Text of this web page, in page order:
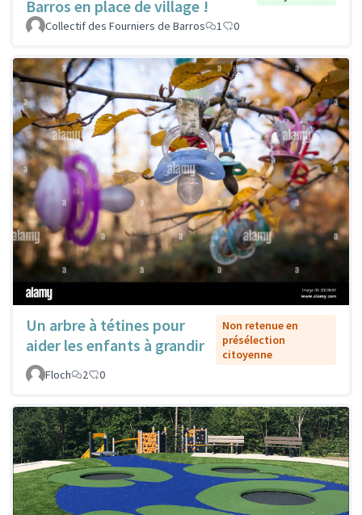
Barros en place de village !
Collectif des Fourniers de Barros 1 0
Un arbre à tétines pour
aider les enfants à grandir
Non retenue en
présélection
citoyenne
Floch
2 0